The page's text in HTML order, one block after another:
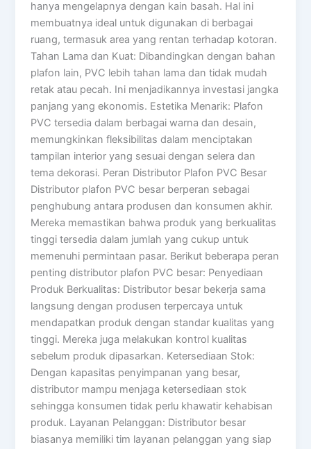
hanya mengelapnya dengan kain basah. Hal ini
membuatnya ideal untuk digunakan di berbagai
ruang, termasuk area yang rentan terhadap kotoran.
Tahan Lama dan Kuat: Dibandingkan dengan bahan
plafon lain, PVC lebih tahan lama dan tidak mudah
retak atau pecah. Ini menjadikannya investasi jangka
panjang yang ekonomis. Estetika Menarik: Plafon
PVC tersedia dalam berbagai warna dan desain,
memungkinkan fleksibilitas dalam menciptakan
tampilan interior yang sesuai dengan selera dan
tema dekorasi. Peran Distributor Plafon PVC Besar
Distributor plafon PVC besar berperan sebagai
penghubung antara produsen dan konsumen akhir.
Mereka memastikan bahwa produk yang berkualitas
tinggi tersedia dalam jumlah yang cukup untuk
memenuhi permintaan pasar. Berikut beberapa peran
penting distributor plafon PVC besar: Penyediaan
Produk Berkualitas: Distributor besar bekerja sama
langsung dengan produsen terpercaya untuk
mendapatkan produk dengan standar kualitas yang
tinggi. Mereka juga melakukan kontrol kualitas
sebelum produk dipasarkan. Ketersediaan Stok:
Dengan kapasitas penyimpanan yang besar,
distributor mampu menjaga ketersediaan stok
sehingga konsumen tidak perlu khawatir kehabisan
produk. Layanan Pelanggan: Distributor besar
biasanya memiliki tim layanan pelanggan yang siap